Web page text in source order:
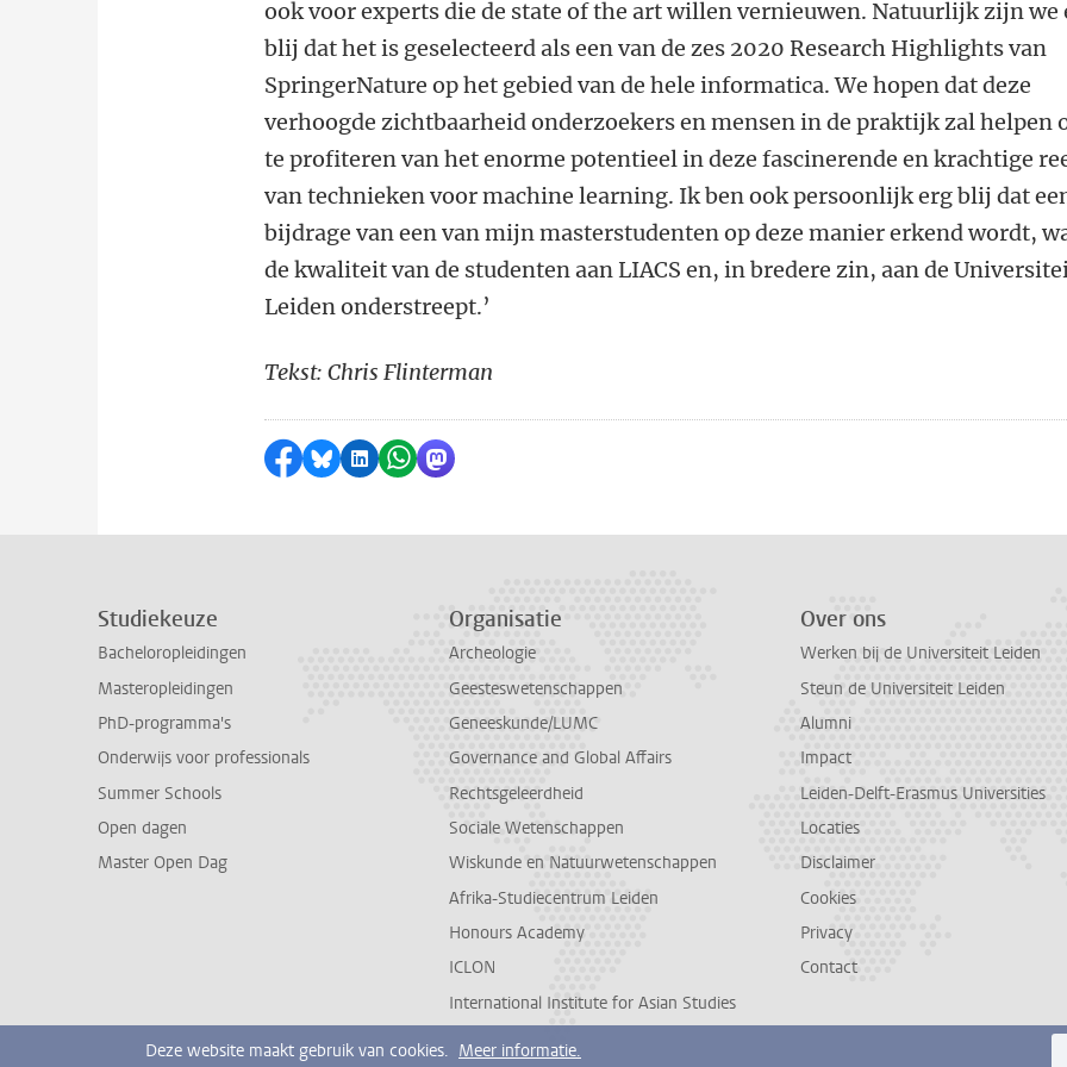
ook voor experts die de state of the art willen vernieuwen. Natuurlijk zijn we
blij dat het is geselecteerd als een van de zes 2020 Research Highlights van
SpringerNature op het gebied van de hele informatica. We hopen dat deze
verhoogde zichtbaarheid onderzoekers en mensen in de praktijk zal helpen
te profiteren van het enorme potentieel in deze fascinerende en krachtige
van technieken voor machine learning. Ik ben ook persoonlijk erg blij dat
bijdrage van een van mijn masterstudenten op deze manier erkend wordt,
de kwaliteit van de studenten aan LIACS en, in bredere zin, aan de
Leiden onderstreept.’
Tekst: Chris Flinterman
Delen op Facebook
Delen via Bluesky
Delen op LinkedIn
Delen via WhatsApp
Delen via Mastodon
Studiekeuze
Bacheloropleidingen
Masteropleidingen
PhD-programma's
Onderwijs voor professionals
Summer Schools
Open dagen
Master Open Dag
Organisatie
Archeologie
Geesteswetenschappen
Geneeskunde/LUMC
Governance and Global Affairs
Rechtsgeleerdheid
Sociale Wetenschappen
Wiskunde en Natuurwetenschappen
Afrika-Studiecentrum Leiden
Honours Academy
ICLON
International Institute for Asian Studies
Over ons
Werken bij de Universiteit Leiden
Steun de Universiteit Leiden
Alumni
Impact
Leiden-Delft-Erasmus Universities
Locaties
Disclaimer
Cookies
Privacy
Contact
Deze website maakt gebruik van cookies. Meer informatie.